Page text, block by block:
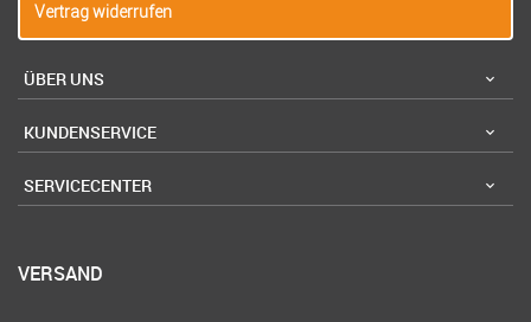
Vertrag widerrufen
ÜBER UNS
KUNDENSERVICE
SERVICECENTER
VERSAND